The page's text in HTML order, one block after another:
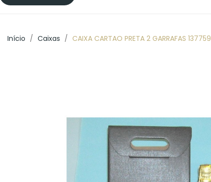
Início Caixas CAIXA CARTAO PRETA 2 GARRAFAS 137759